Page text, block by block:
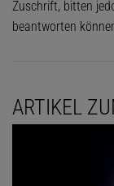
Zuschrift, bitten
beantworten
ARTIKEL